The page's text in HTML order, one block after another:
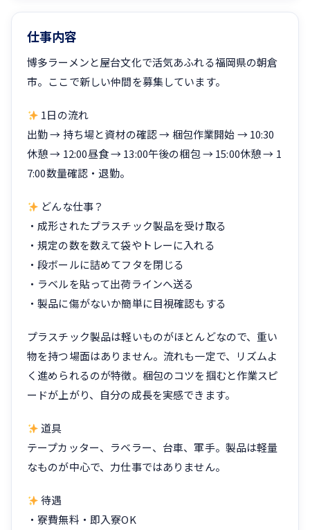
仕事内容
博多ラーメンと屋台文化で活気あふれる福岡県の朝倉
市。ここで新しい仲間を募集しています。
1日の流れ
出勤 → 持ち場と資材の確認 → 梱包作業開始 → 10:30
休憩 → 12:00昼食 → 13:00午後の梱包 → 15:00休憩 → 1
7:00数量確認・退勤。
どんな仕事？
・成形されたプラスチック製品を受け取る
・規定の数を数えて袋やトレーに入れる
・段ボールに詰めてフタを閉じる
・ラベルを貼って出荷ラインへ送る
・製品に傷がないか簡単に目視確認もする
プラスチック製品は軽いものがほとんどなので、重い
物を持つ場面はありません。流れも一定で、リズムよ
く進められるのが特徴。梱包のコツを掴むと作業スピ
ードが上がり、自分の成長を実感できます。
道具
テープカッター、ラベラー、台車、軍手。製品は軽量
なものが中心で、力仕事ではありません。
待遇
・寮費無料・即入寮OK